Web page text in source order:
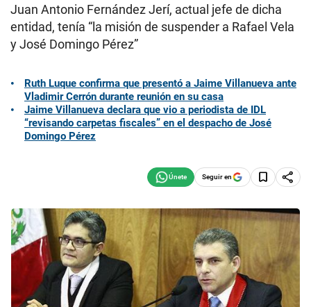
Juan Antonio Fernández Jerí, actual jefe de dicha
entidad, tenía “la misión de suspender a Rafael Vela
y José Domingo Pérez”
Ruth Luque confirma que presentó a Jaime Villanueva ante
Vladimir Cerrón durante reunión en su casa
Jaime Villanueva declara que vio a periodista de IDL
“revisando carpetas fiscales” en el despacho de José
Domingo Pérez
Seguir en